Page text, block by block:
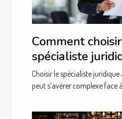
Comment
spécialiste
besoins ?
Choisir le spécialiste
peut s’avérer complexe face